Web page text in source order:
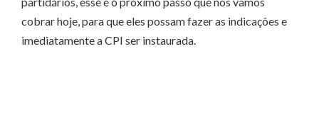
cobrar hoje, para que eles possam fazer as indicações e
imediatamente a CPI ser instaurada.